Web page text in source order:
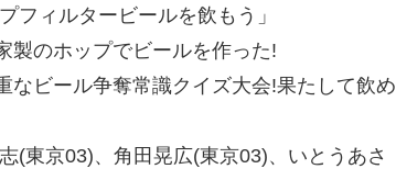
フィルタービールを飲もう」
製のホップでビールを作った!
ビール争奪常識クイズ大会!果たして飲め
東京03)、角田晃広(東京03)、いとうあさ